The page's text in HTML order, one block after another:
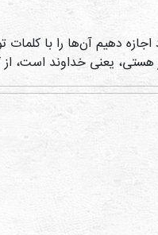
دهیم آن‌ها را با
یعنی خداوند است،